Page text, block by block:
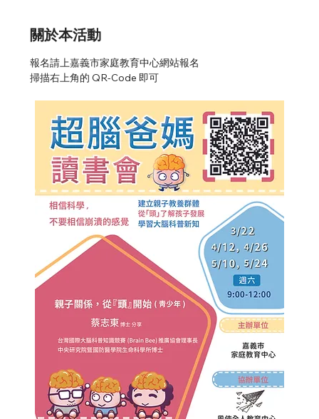
關於本活動
報名請上嘉義市家庭教育中心網站報名
掃描右上角的 QR-Code 即可